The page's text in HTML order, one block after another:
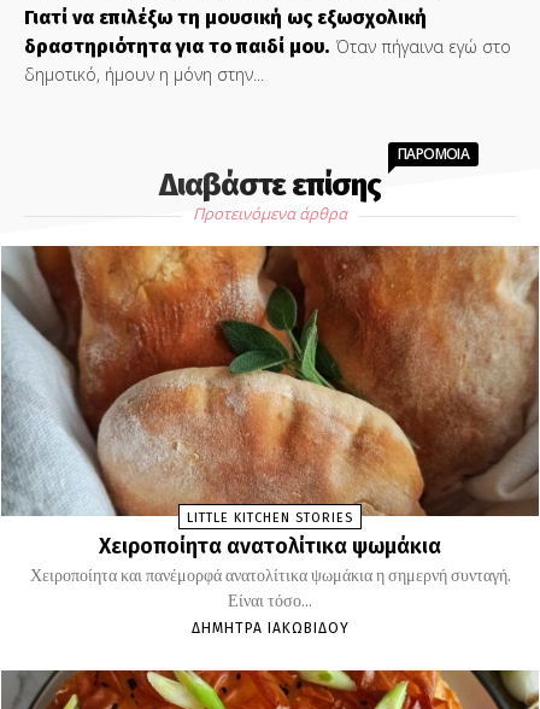
Γιατί να επιλέξω τη μουσική ως εξωσχολική
δραστηριότητα για το παιδί μου. Όταν πήγαινα εγώ στο
δημοτικό, ήμουν η μόνη στην...
Διαβάστε επίσης
ΠΑΡΟΜΟΙΑ
Προτεινόμενα άρθρα
LITTLE KITCHEN STORIES
Χειροποίητα ανατολίτικα ψωμάκια
Χειροποίητα και πανέμορφά ανατολίτικα ψωμάκια η σημερνή συνταγή.
Είναι τόσο...
ΔΉΜΗΤΡΑ ΙΑΚΩΒΊΔΟΥ